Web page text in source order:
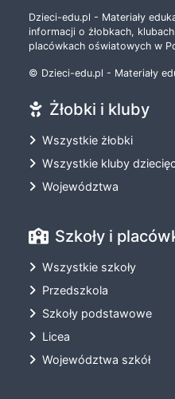
Dzieci-edu.pl - Materiały
informacji o żłobkach,
placówkach oświatowych w
© Dzieci-edu.pl - Materiały
Żłobki i kluby
Wszystkie żłobki
Wszystkie kluby
Województwa
Szkoły i
Wszystkie szkoły
Przedszkola
Szkoły podstawowe
Licea
Województwa szkół